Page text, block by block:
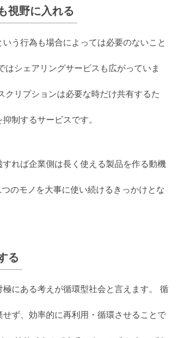
視野に入れる
う行為も場合によっては必要のないこと
はシェアリングサービスも広がっていま
クリプションは必要な時だけ共有するた
制するサービスです。
すれば企業側は長く使える製品を作る動機
のモノを大事に使い続けるきっかけとな
る
にある考えが循環型社会と言えます。 循
ず、効率的に再利用・循環させることで